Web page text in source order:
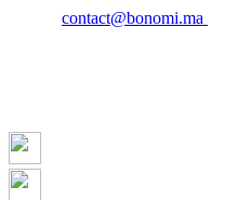
contact@bonomi.ma